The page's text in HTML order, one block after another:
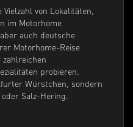
von Lokalitäten,
im Motorhome
auch deutsche
Motorhome-Reise
probieren.
Würstchen, sondern
Salz-Hering.